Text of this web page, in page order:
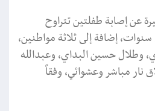
عن إصابة طفلتين تتراوح
سنوات، إضافة إلى ثلاثة مواطنين،
وطلال حسين البداي، وعبدالله
نار مباشر وعشوائي، وفقاً